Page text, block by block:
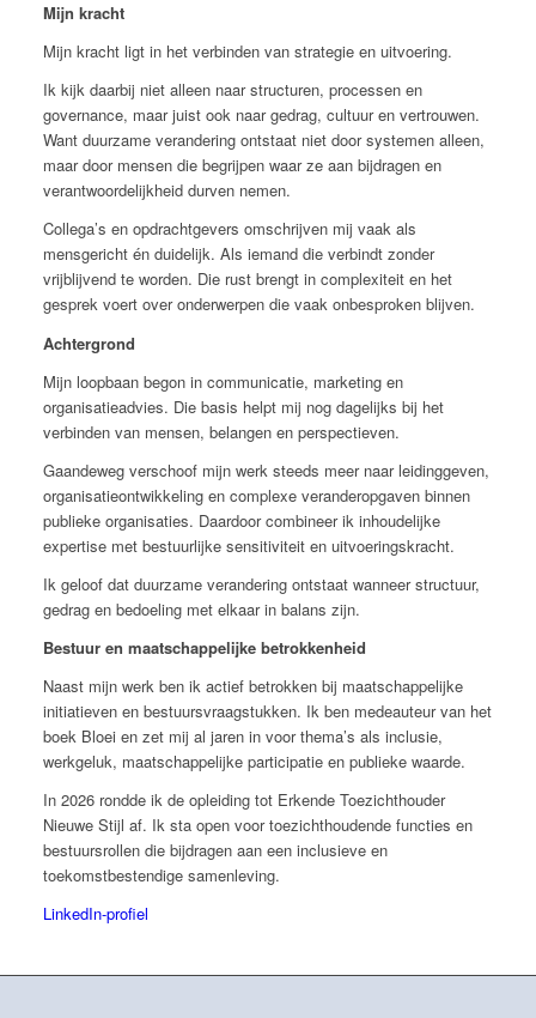
Mijn kracht
Mijn kracht ligt in het verbinden van strategie en uitvoering.
Ik kijk daarbij niet alleen naar structuren, processen en
governance, maar juist ook naar gedrag, cultuur en vertrouwen.
Want duurzame verandering ontstaat niet door systemen alleen,
maar door mensen die begrijpen waar ze aan bijdragen en
verantwoordelijkheid durven nemen.
Collega’s en opdrachtgevers omschrijven mij vaak als
mensgericht én duidelijk. Als iemand die verbindt zonder
vrijblijvend te worden. Die rust brengt in complexiteit en het
gesprek voert over onderwerpen die vaak onbesproken blijven.
Achtergrond
Mijn loopbaan begon in communicatie, marketing en
organisatieadvies. Die basis helpt mij nog dagelijks bij het
verbinden van mensen, belangen en perspectieven.
Gaandeweg verschoof mijn werk steeds meer naar leidinggeven,
organisatieontwikkeling en complexe veranderopgaven binnen
publieke organisaties. Daardoor combineer ik inhoudelijke
expertise met bestuurlijke sensitiviteit en uitvoeringskracht.
Ik geloof dat duurzame verandering ontstaat wanneer structuur,
gedrag en bedoeling met elkaar in balans zijn.
Bestuur en maatschappelijke betrokkenheid
Naast mijn werk ben ik actief betrokken bij maatschappelijke
initiatieven en bestuursvraagstukken. Ik ben medeauteur van het
boek Bloei en zet mij al jaren in voor thema’s als inclusie,
werkgeluk, maatschappelijke participatie en publieke waarde.
In 2026 rondde ik de opleiding tot Erkende Toezichthouder
Nieuwe Stijl af. Ik sta open voor toezichthoudende functies en
bestuursrollen die bijdragen aan een inclusieve en
toekomstbestendige samenleving.
LinkedIn-profiel